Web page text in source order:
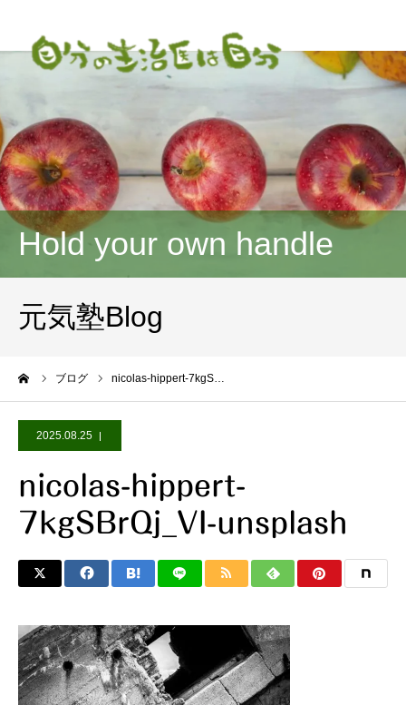
Hold your own handle
元気塾Blog
ブログ nicolas-hippert-7kgS…
2025.08.25
nicolas-hippert-
7kgSBrQj_VI-unsplash